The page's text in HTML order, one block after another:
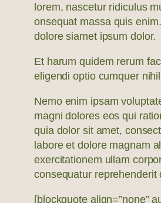
lorem, nascetur ridiculus
onsequat massa quis
dolore siamet ipsum dolor.
Et harum quidem rerum
eligendi optio cumquer
Nemo enim ipsam
magni dolores eos qui
quia dolor sit amet,
labore et dolore magnam
exercitationem ullam
consequatur
[blockquote align=”none”